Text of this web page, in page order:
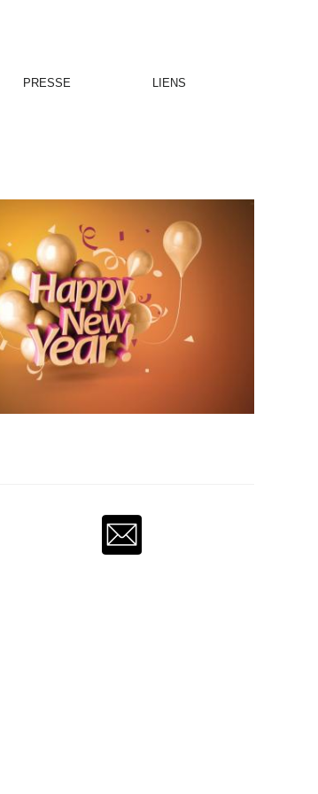
PRESSE LIENS